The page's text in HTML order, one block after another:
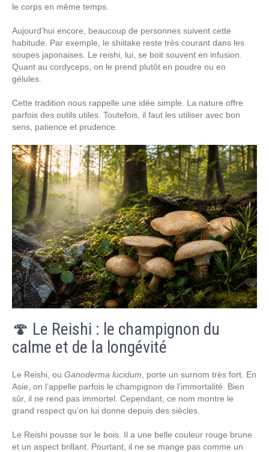
le corps en même temps.
Aujourd’hui encore, beaucoup de personnes suivent cette
habitude. Par exemple, le shiitake reste très courant dans les
soupes japonaises. Le reishi, lui, se boit souvent en infusion.
Quant au cordyceps, on le prend plutôt en poudre ou en
gélules.
Cette tradition nous rappelle une idée simple. La nature offre
parfois des outils utiles. Toutefois, il faut les utiliser avec bon
sens, patience et prudence.
🍄 Le Reishi : le champignon du
calme et de la longévité
Le Reishi, ou Ganoderma lucidum , porte un surnom très fort. En
Asie, on l’appelle parfois le champignon de l’immortalité. Bien
sûr, il ne rend pas immortel. Cependant, ce nom montre le
grand respect qu’on lui donne depuis des siècles.
Le Reishi pousse sur le bois. Il a une belle couleur rouge brune
et un aspect brillant. Pourtant, il ne se mange pas comme un